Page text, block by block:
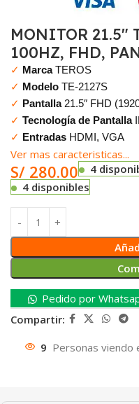
MONITOR 21.5″
100HZ, FHD,
✓ MarcaTEROS
✓ Modelo TE-2127S
✓ Pantalla21.5″ FHD
✓ Tecnología de Pantalla
✓ Entradas HDMI, VGA
Ver mas caracteristicas...
S/ 280.00
4
4 disponibles
Pedido por
Compartir:
9 Personas viendo